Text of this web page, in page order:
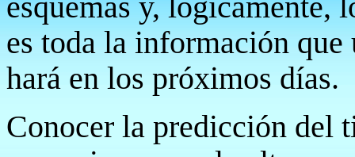
es toda la información que
hará en los próximos días.
Conocer la predicción del